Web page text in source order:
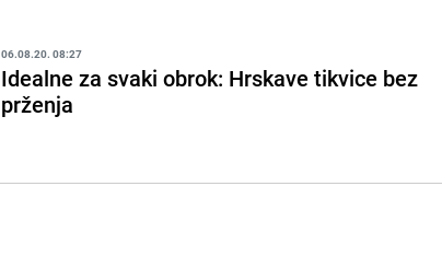
06.08.20. 08:27
Idealne za svaki obrok: Hrskave tikvice bez
prženja